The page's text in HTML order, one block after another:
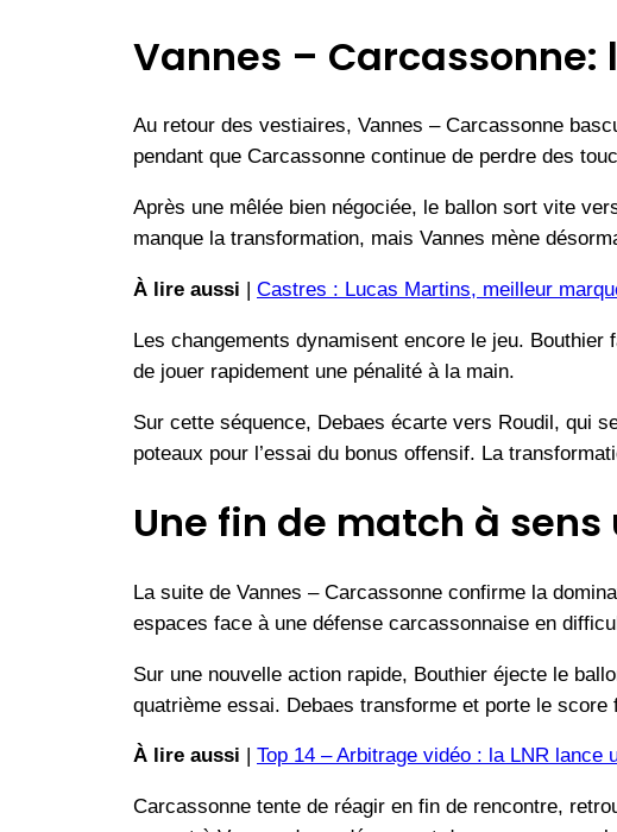
Vannes –
Au retour des vestiaires, Vannes – Carcassonne
pendant que Carcassonne continue de perdre des
Après une mêlée bien négociée, le ballon sort vite
manque la transformation, mais Vannes mène
À lire aussi | Castres : Lucas Martins, meilleur
Les changements dynamisent encore le jeu.
de jouer rapidement une pénalité à la main.
Sur cette séquence, Debaes écarte vers Roudil, qui
poteaux pour l’essai du bonus offensif. La
Une fin de match à
La suite de Vannes – Carcassonne confirme la
espaces face à une défense carcassonnaise en
Sur une nouvelle action rapide, Bouthier éjecte le
quatrième essai. Debaes transforme et porte le score
À lire aussi Top 14 – Arbitrage vidéo : la LNR lance
Carcassonne tente de réagir en fin de rencontre,